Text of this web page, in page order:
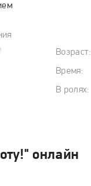
Возраст:
Время:
В ролях:
онлайн